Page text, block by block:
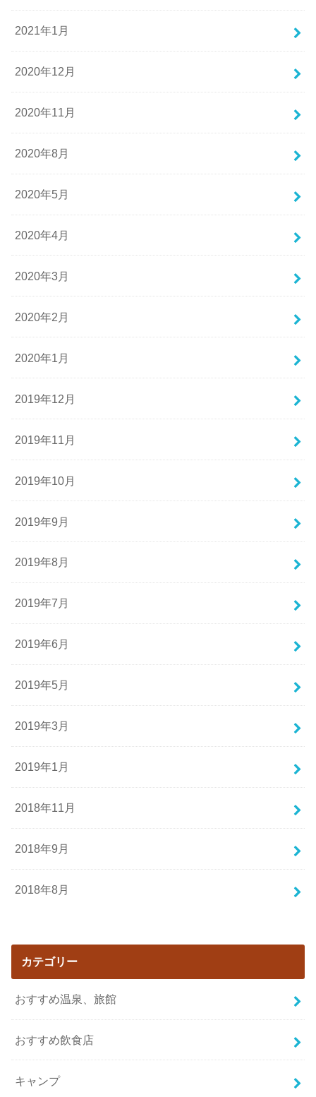
2021年1月
2020年12月
2020年11月
2020年8月
2020年5月
2020年4月
2020年3月
2020年2月
2020年1月
2019年12月
2019年11月
2019年10月
2019年9月
2019年8月
2019年7月
2019年6月
2019年5月
2019年3月
2019年1月
2018年11月
2018年9月
2018年8月
カテゴリー
おすすめ温泉、旅館
おすすめ飲食店
キャンプ